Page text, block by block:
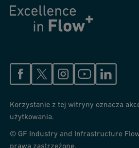
Korzystanie z tej witryny oznacza
użytkowania.
© GF Industry and Infrastructure
prawa zastrzeżone.